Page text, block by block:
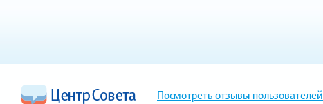
Посмотреть отзывы пользователей